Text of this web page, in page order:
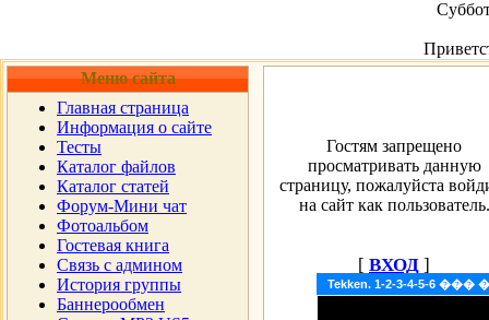
Меню сайта
Главная страница
Информация о сайте
Тесты
Каталог файлов
Каталог статей
Форум-Мини чат
Фотоальбом
Гостевая книга
Cвязь с админом
История группы
Баннерообмен
Tekken. 1-2-3-4-5-6
Гостям запрещено
просматривать данную
страницу, пожалуйста
на сайт как пользователь.
[ ВХОД ]